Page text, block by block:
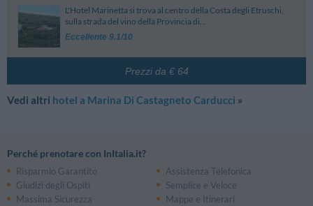
L'Hotel Marinetta si trova al centro della Costa degli Etruschi,
sulla strada del vino della Provincia di...
Eccellente 9.1/10
Prezzi da € 64
Vedi altri hotel a Marina Di Castagneto Carducci »
Perché prenotare con InItalia.it?
Risparmio Garantito
Assistenza Telefonica
Giudizi degli Ospiti
Semplice e Veloce
Massima Sicurezza
Mappe e Itinerari